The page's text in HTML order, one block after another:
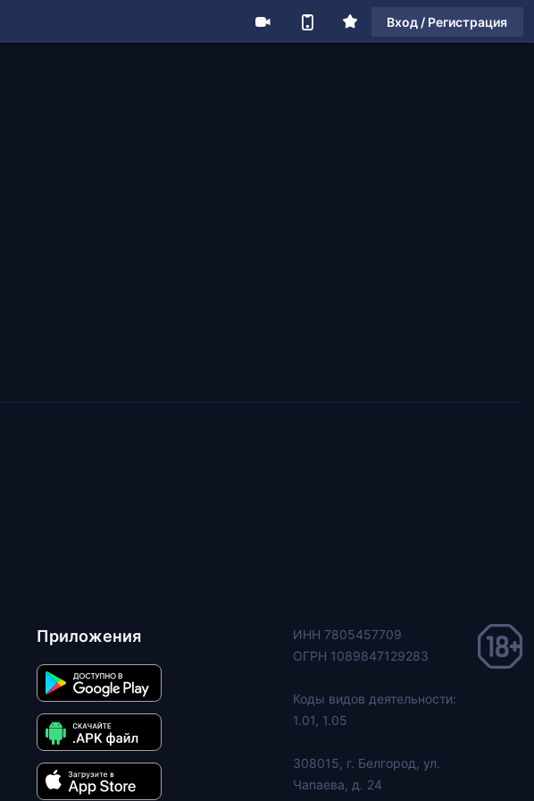
Вход / Регистрация
Приложения
ИНН 7805457709
ОГРН 1089847129283
Коды видов деятельности:
1.01, 1.05
308015, г. Белгород, ул.
Чапаева, д. 24